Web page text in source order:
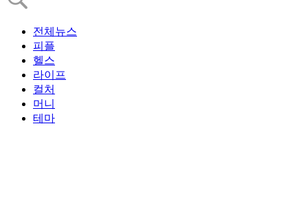
전체뉴스
피플
헬스
라이프
컬처
머니
테마